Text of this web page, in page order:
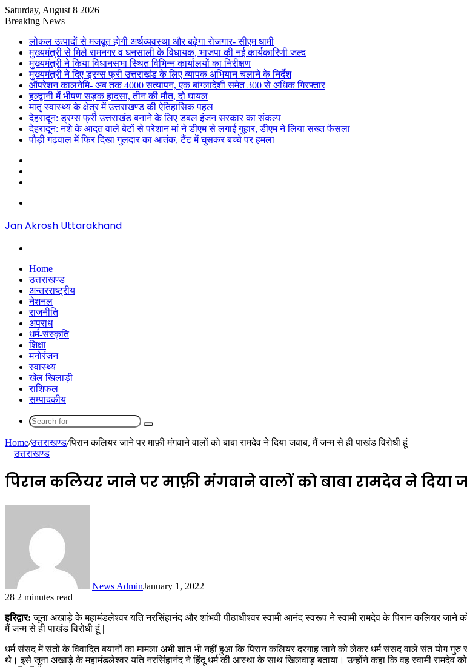
Saturday, August 8 2026
Breaking News
लोकल उत्पादों से मजबूत होगी अर्थव्यवस्था और बढ़ेगा रोजगार- सीएम धामी
मुख्यमंत्री से मिले रामनगर व घनसाली के विधायक, भाजपा की नई कार्यकारिणी जल्द
मुख्यमंत्री ने किया विधानसभा स्थित विभिन्न कार्यालयों का निरीक्षण
मुख्यमंत्री ने दिए ड्रग्स फ्री उत्तराखंड के लिए व्यापक अभियान चलाने के निर्देश
ऑपरेशन कालनेमि- अब तक 4000 सत्यापन, एक बांग्लादेशी समेत 300 से अधिक गिरफ्तार
हल्द्वानी में भीषण सड़क हादसा, तीन की मौत, दो घायल
मातृ स्वास्थ्य के क्षेत्र में उत्तराखण्ड की ऐतिहासिक पहल
देहरादून: ड्रग्स फ्री उत्तराखंड बनाने के लिए डबल इंजन सरकार का संकल्प
देहरादून: नशे के आदत वाले बेटों से परेशान मां ने डीएम से लगाई गुहार, डीएम ने लिया सख्त फैसला
पौड़ी गढ़वाल में फिर दिखा गुलदार का आतंक, टैंट में घुसकर बच्चे पर हमला
Jan Akrosh Uttarakhand
Home
उत्तराखण्ड
अन्तरराष्ट्रीय
नेशनल
राजनीति
अपराध
धर्म-संस्कृति
शिक्षा
मनोरंजन
स्वास्थ्य
खेल खिलाड़ी
राशिफल
सम्पादकीय
Search
Home/उत्तराखण्ड/पिरान कलियर जाने पर माफ़ी मंगवाने वालों को बाबा रामदेव ने दिया जवाब, मैं जन्म से ही पाखंड विरोधी हूं
उत्तराखण्ड
पिरान कलियर जाने पर माफ़ी मंगवाने वालों को बाबा रामदेव ने दिया
News AdminJanuary 1, 2022
28 2 minutes read
हरिद्वार:जूना अखाड़े के महामंडलेश्वर यति नरसिंहानंद और शांभवी पीठाधीश्वर स्वामी आनंद स्वरूप ने स्वामी रामदेव के पिरान कलियर जाने
मैं जन्म से ही पाखंड विरोधी हूं |
धर्म संसद में संतों के विवादित बयानों का मामला अभी शांत भी नहीं हुआ कि पिरान कलियर दरगाह जाने को लेकर धर्म संसद वाले संत योग गुरु
थे। इसे जूना अखाड़े के महामंडलेश्वर यति नरसिंहानंद ने हिंदू धर्म की आस्था के साथ खिलवाड़ बताया। उन्होंने कहा कि वह स्वामी